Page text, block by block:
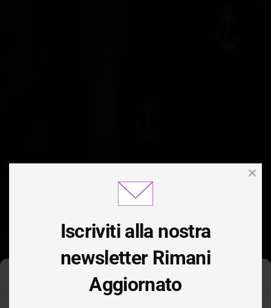
Gestisci Consenso Cookie
Iscriviti alla nostra
newsletter Rimani
Aggiornato